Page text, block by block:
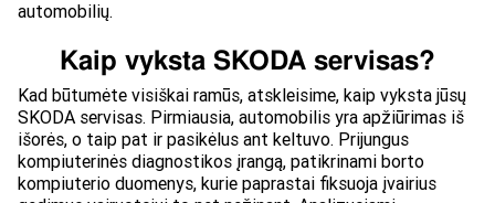
automobilių.
Kaip vyksta SKODA servisas?
Kad būtumėte visiškai ramūs, atskleisime, kaip vyksta jūsų
SKODA servisas. Pirmiausia, automobilis yra apžiūrimas iš
išorės, o taip pat ir pasikėlus ant keltuvo. Prijungus
kompiuterinės diagnostikos įrangą, patikrinami borto
kompiuterio duomenys, kurie paprastai fiksuoja įvairius